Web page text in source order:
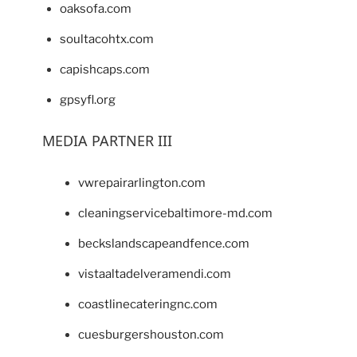
oaksofa.com
soultacohtx.com
capishcaps.com
gpsyfl.org
MEDIA PARTNER III
vwrepairarlington.com
cleaningservicebaltimore-md.com
beckslandscapeandfence.com
vistaaltadelveramendi.com
coastlinecateringnc.com
cuesburgershouston.com